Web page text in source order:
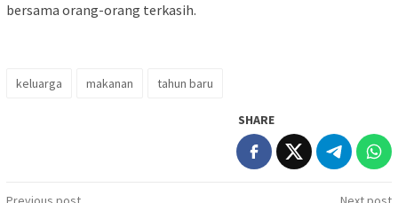
bersama orang-orang terkasih.
keluarga makanan tahun baru
SHARE